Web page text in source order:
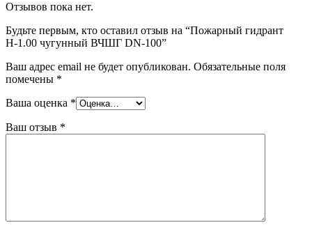
Отзывов пока нет.
Будьте первым, кто оставил отзыв на “Пожарный гидрант
Н-1.00 чугунный ВЧШГ DN-100”
Ваш адрес email не будет опубликован. Обязательные поля
помечены *
Ваша оценка *
Ваш отзыв *